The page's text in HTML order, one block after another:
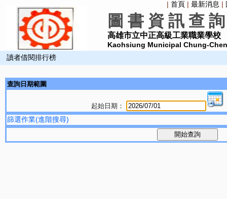
| 首頁 | 最新消息 |
圖 書 資 訊 查
高雄市立中正高級工業職業學校
Kaohsiung Municipal Chung-
讀者借閱排行榜
查詢日期範圍
起始日期：
篩選作業(進階搜尋)